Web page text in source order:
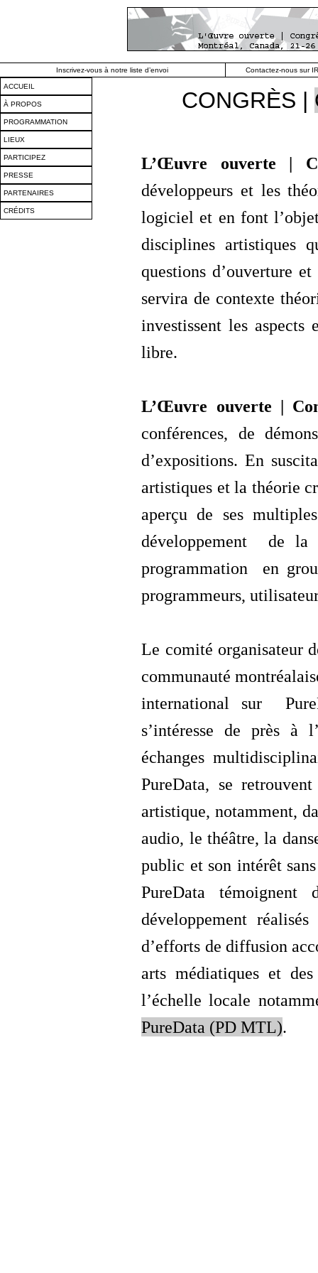
Inscrivez-vous à notre liste d’envoi Contactez-nous sur
ACCUEIL
À PROPOS
PROGRAMMATION
LIEUX
PARTICIPEZ
PRESSE
PARTENAIRES
CRÉDITS
CONGRÈS |
L’Œuvre ouverte |
développeurs et les
logiciel et en font
disciplines artistiques
questions d’ouverture
servira de contexte
investissent les
libre.
L’Œuvre ouverte |
conférences, de
d’expositions. En
artistiques et la théorie
aperçu de ses
développement de la
programmation en
programmeurs,
Le comité organisateur
communauté
international sur
s’intéresse de près à
échanges
PureData, se
artistique, notamment,
audio, le théâtre, la
public et son intérêt
PureData
développement
d’efforts de diffusion
arts médiatiques et
l’échelle locale
PureData (PD MTL).